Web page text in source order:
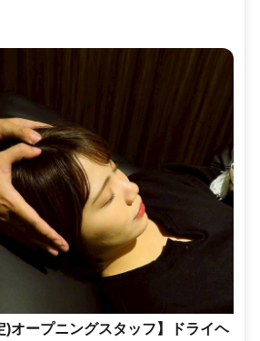
)オープニングスタッフ】ドライヘ